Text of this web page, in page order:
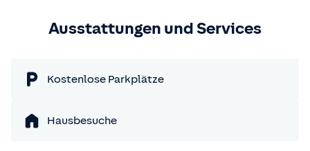
Ausstattungen und Services
Kostenlose Parkplätze
Hausbesuche